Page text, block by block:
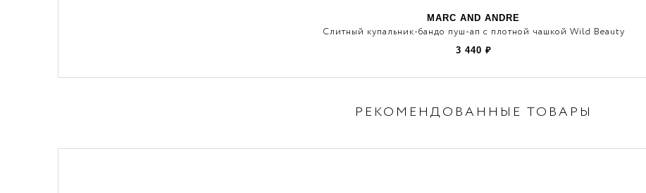
MARC AND ANDRE
Слитный купальник-бандо пуш-ап с плотной чашкой Wild Beauty
3 440 ₽
РЕКОМЕНДОВАННЫЕ ТОВАРЫ